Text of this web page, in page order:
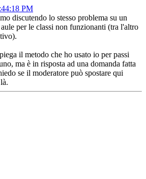
PM
discutendo lo stesso problema su un
per le classi non funzionanti (tra l'altro
il metodo che ho usato io per passi
ma è in risposta ad una domanda fatta
se il moderatore può spostare qui